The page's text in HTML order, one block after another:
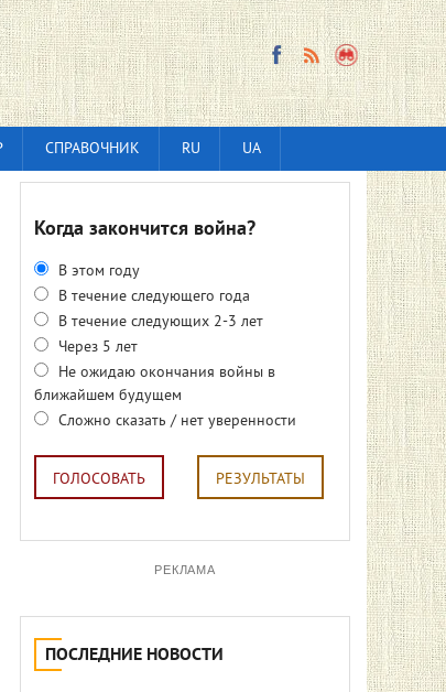
СПРАВОЧНИК RU UA
Когда закончится война?
В этом году
В течение следующего года
В течение следующих 2-3 лет
Через 5 лет
Не ожидаю окончания войны в
ближайшем будущем
Сложно сказать / нет уверенности
ГОЛОСОВАТЬ РЕЗУЛЬТАТЫ
РЕКЛАМА
ПОСЛЕДНИЕ НОВОСТИ